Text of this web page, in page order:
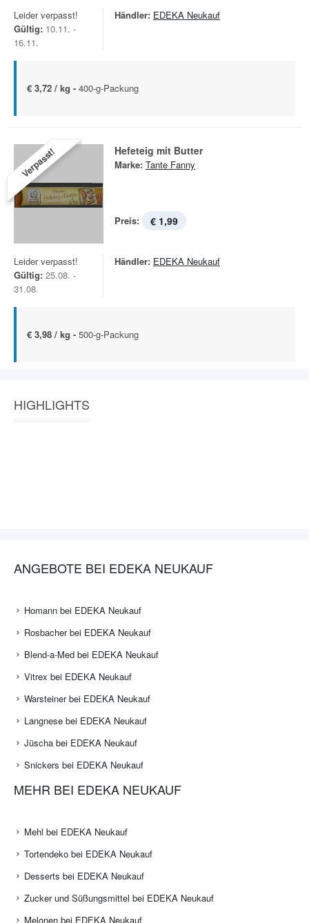
Leider verpasst!
Gültig: 10.11. -
16.11.
Händler: EDEKA Neukauf
€ 3,72 / kg - 400-g-Packung
Verpasst! Hefeteig mit Butter
Marke: Tante Fanny
Preis: € 1,99
Leider verpasst!
Gültig: 25.08. -
31.08.
Händler: EDEKA Neukauf
€ 3,98 / kg - 500-g-Packung
HIGHLIGHTS
ANGEBOTE BEI EDEKA NEUKAUF
Homann bei EDEKA Neukauf
Rosbacher bei EDEKA Neukauf
Blend-a-Med bei EDEKA Neukauf
Vitrex bei EDEKA Neukauf
Warsteiner bei EDEKA Neukauf
Langnese bei EDEKA Neukauf
Jüscha bei EDEKA Neukauf
Snickers bei EDEKA Neukauf
MEHR BEI EDEKA NEUKAUF
Mehl bei EDEKA Neukauf
Tortendeko bei EDEKA Neukauf
Desserts bei EDEKA Neukauf
Zucker und Süßungsmittel bei EDEKA Neukauf
Melonen bei EDEKA Neukauf